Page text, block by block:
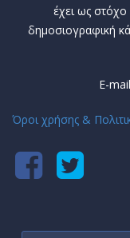
έχει ως
δημοσιογραφική
E-
Όροι χρήσης &